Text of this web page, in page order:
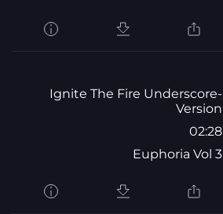
Ignite The Fire Underscore-
Version
02:28
Euphoria Vol 3